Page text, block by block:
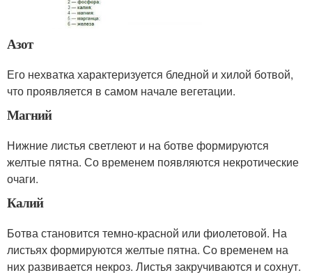
Азот
Его нехватка характеризуется бледной и хилой ботвой,
что проявляется в самом начале вегетации.
Магний
Нижние листья светлеют и на ботве формируются
желтые пятна. Со временем появляются некротические
очаги.
Калий
Ботва становится темно-красной или фиолетовой. На
листьях формируются желтые пятна. Со временем на
них развивается некроз. Листья закручиваются и сохнут.